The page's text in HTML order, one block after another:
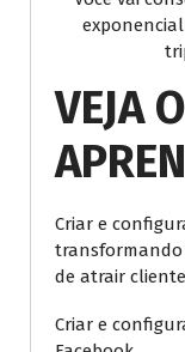
VEJA
Criar e
transformando
de atrair
Criar e